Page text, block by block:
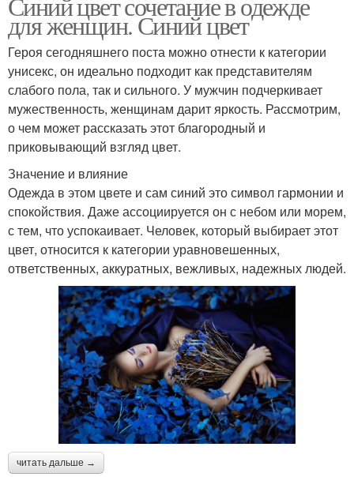
для женщин. Синий цвет
Героя сегодняшнего поста можно отнести к категории
унисекс, он идеально подходит как представителям
слабого пола, так и сильного. У мужчин подчеркивает
мужественность, женщинам дарит яркость. Рассмотрим,
о чем может рассказать этот благородный и
приковывающий взгляд цвет.
Значение и влияние
Одежда в этом цвете и сам синий это символ гармонии и
спокойствия. Даже ассоциируется он с небом или морем,
с тем, что успокаивает. Человек, который выбирает этот
цвет, относится к категории уравновешенных,
ответственных, аккуратных, вежливых, надежных людей.
читать дальше →